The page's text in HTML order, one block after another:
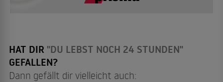
HAT DIR "DU LEBST NOCH 24 STUNDEN"
GEFALLEN?
Dann gefällt dir vielleicht auch: